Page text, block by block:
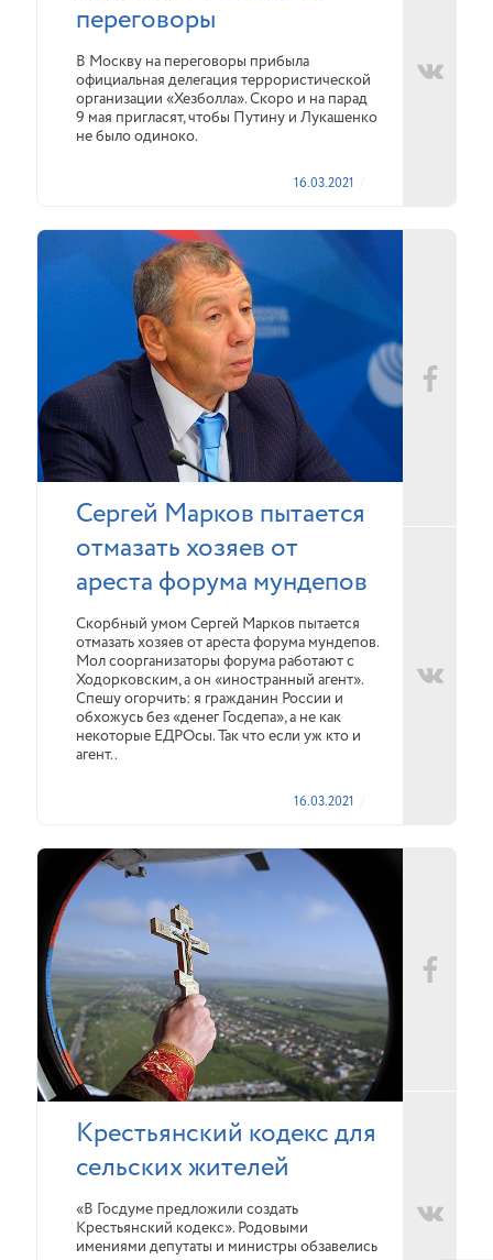
переговоры
В Москву на переговоры прибыла
официальная делегация террористической
организации «Хезболла». Скоро и на парад
9 мая пригласят, чтобы Путину и Лукашенко
не было одиноко.
16.03.2021
Сергей Марков пытается
отмазать хозяев от
ареста форума мундепов
Скорбный умом Сергей Марков пытается
отмазать хозяев от ареста форума мундепов.
Мол соорганизаторы форума работают с
Ходорковским, а он «иностранный агент».
Спешу огорчить: я гражданин России и
обхожусь без «денег Госдепа», а не как
некоторые ЕДРОсы. Так что если уж кто и
агент..
16.03.2021
Крестьянский кодекс для
сельских жителей
«В Госдуме предложили создать
Крестьянский кодекс». Родовыми
имениями депутаты и министры обзавелись